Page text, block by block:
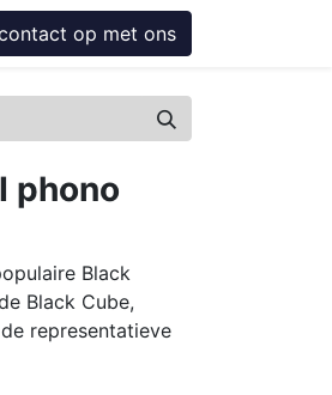
op met ons
phono
Black
Black Cube,
representatieve